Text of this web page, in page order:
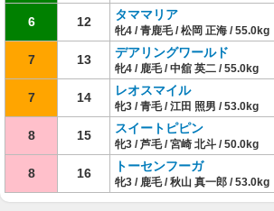
6 12 タママリア
牝4 / 青鹿毛 / 松岡 正海 / 55.0kg
7 13 デアリングワールド
牝4 / 鹿毛 / 中舘 英二 / 55.0kg
7 14 レオスマイル
牝3 / 青毛 / 江田 照男 / 53.0kg
8 15 スイートピピン
牝3 / 芦毛 / 宮崎 北斗 / 50.0kg
8 16 トーセンフーガ
牝3 / 鹿毛 / 秋山 真一郎 / 53.0kg